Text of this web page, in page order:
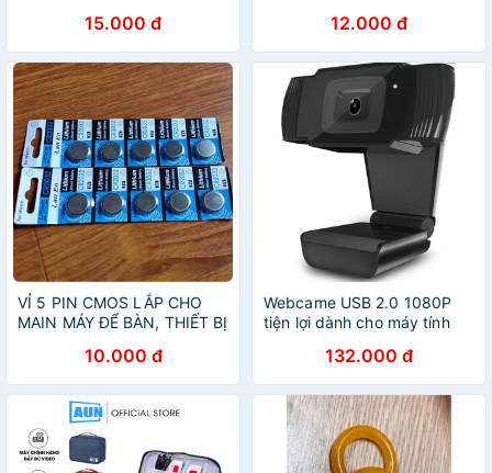
15.000 đ
phím máy tính12.000 đ
VỈ 5 PIN CMOS LẮP CHO
MAIN MÁY ĐỂ BÀN, THIẾT BỊ
DÒNG LAPTOP
10.000 đ
Webcame USB 2.0 1080P
tiện lợi dành cho máy tính
132.000 đ